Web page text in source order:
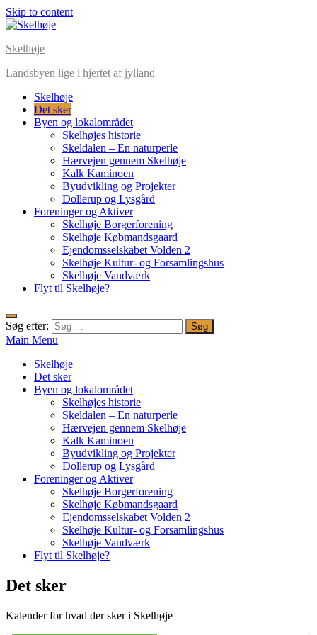
Skip to content
Skelhøje
Landsbyen lige i hjertet af jylland
Skelhøje
Det sker
Byen og lokalområdet
Skelhøjes historie
Skeldalen – En naturperle
Hærvejen gennem Skelhøje
Kalk Kaminoen
Byudvikling og Projekter
Dollerup og Lysgård
Foreninger og Aktiver
Skelhøje Borgerforening
Skelhøje Købmandsgaard
Ejendomsselskabet Volden 2
Skelhøje Kultur- og Forsamlingshus
Skelhøje Vandværk
Flyt til Skelhøje?
Søg efter:
Main Menu
Skelhøje
Det sker
Byen og lokalområdet
Skelhøjes historie
Skeldalen – En naturperle
Hærvejen gennem Skelhøje
Kalk Kaminoen
Byudvikling og Projekter
Dollerup og Lysgård
Foreninger og Aktiver
Skelhøje Borgerforening
Skelhøje Købmandsgaard
Ejendomsselskabet Volden 2
Skelhøje Kultur- og Forsamlingshus
Skelhøje Vandværk
Flyt til Skelhøje?
Det sker
Kalender for hvad der sker i Skelhøje